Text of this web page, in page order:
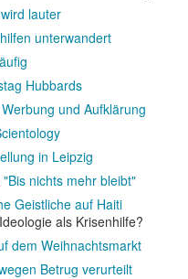
lauter
unterwandert
Hubbards
und Aufklärung
in Leipzig
nichts mehr bleibt"
Geistliche auf Haiti
als Krisenhilfe?
dem Weihnachtsmarkt
Betrug verurteilt